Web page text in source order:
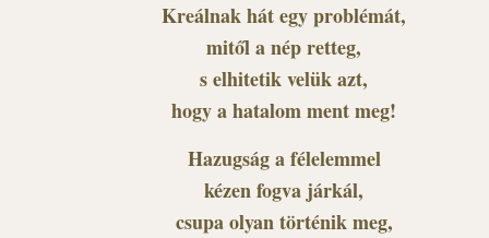
Kreálnak hát egy problémát,
mitől a nép retteg,
s elhitetik velük azt,
hogy a hatalom ment meg!
Hazugság a félelemmel
kézen fogva járkál,
csupa olyan történik meg,